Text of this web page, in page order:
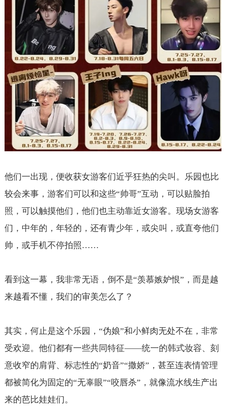
他们一出现，便收获女游客们近乎狂热的尖叫。乐园也比
较会来事，游客们可以和这些“帅哥”互动，可以贴脸拍
照，可以触摸他们，他们也主动靠近女游客。现场女游客
们，中年的，年轻的，还有青少年，或尖叫，或直夸他们
帅，或手机不停拍照……
看到这一幕，我非常无语，倒不是“羡慕嫉妒恨”，而是越
来越看不懂，我们的审美怎么了？
其实，何止是这个乐园，“伪娘”和小鲜肉无处不在，非常
受欢迎。他们都有一些共同特征——统一的韩式妆容、刻
意收窄的肩背、标志性的“奶音”“撒娇”，甚至连表情管理
都被简化为固定的“无辜眼”“咬唇杀”，就像流水线生产出
来的芭比娃娃们。